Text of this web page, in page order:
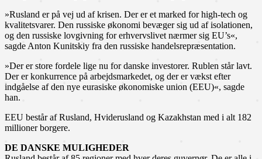
»Rusland er på vej ud af krisen. Der er et marked for high-tech og
kvalitetsvarer. Den russiske økonomi bevæger sig ud af isolationen,
og den russiske lovgivning for erhvervslivet nærmer sig EU’s«,
sagde Anton Kunitskiy fra den russiske handelsrepræsentation.
»Der er store fordele lige nu for danske investorer. Rublen står lavt.
Der er konkurrence på arbejdsmarkedet, og der er vækst efter
indgåelse af den nye eurasiske økonomiske union (EEU)«, sagde
han.
EEU består af Rusland, Hviderusland og Kazakhstan med i alt 182
millioner borgere.
DE DANSKE MULIGHEDER